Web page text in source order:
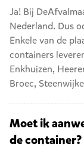
Ja! Bij
Nederland. Dus
Enkele van de
containers
Enkhuizen,
Broec,
Moet ik
de container?